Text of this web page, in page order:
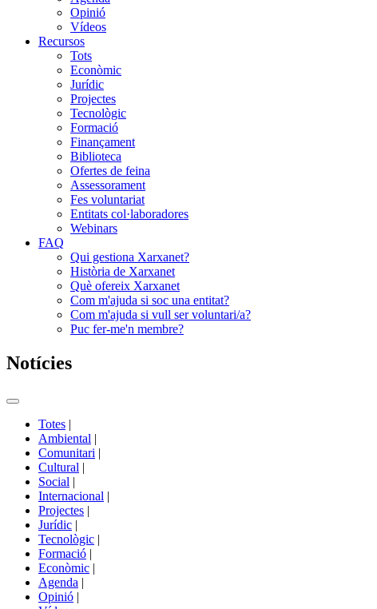
Opinió
Vídeos
Recursos
Tots
Econòmic
Jurídic
Projectes
Tecnològic
Formació
Finançament
Biblioteca
Ofertes de feina
Assessorament
Fes voluntariat
Entitats col·laboradores
Webinars
FAQ
Qui gestiona Xarxanet?
Història de Xarxanet
Què ofereix Xarxanet
Com m'ajuda si soc una entitat?
Com m'ajuda si vull ser voluntari/a?
Puc fer-me'n membre?
Notícies
Commutador
portals
Totes |
Ambiental |
Comunitari |
Cultural |
Social |
Internacional |
Projectes |
Jurídic |
Tecnològic |
Formació |
Econòmic |
Agenda |
Opinió |